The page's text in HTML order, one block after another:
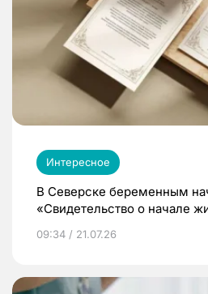
Интересное
В Северске беременным
«Свидетельство о начале
09:34 / 21.07.26